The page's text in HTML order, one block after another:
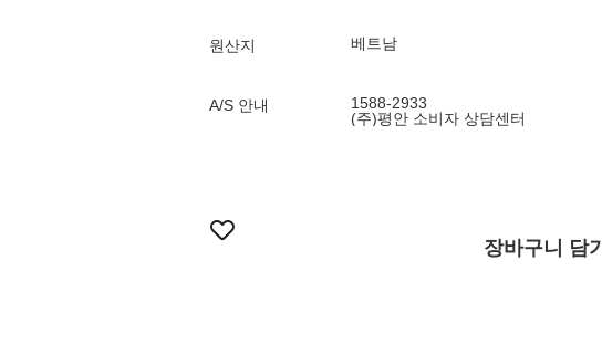
원산지 베트남
A/S 안내
1588-2933
(주)평안 소비자 상담센터
장바구니 담기